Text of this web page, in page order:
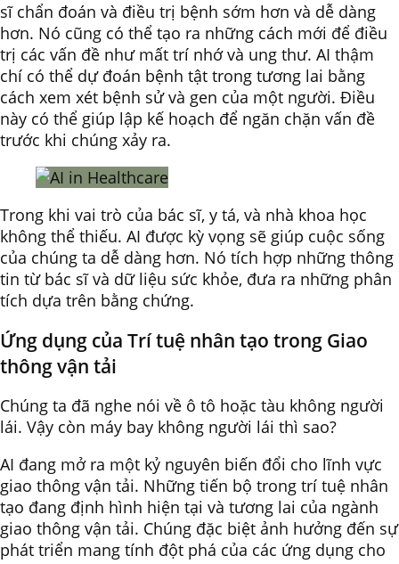
sĩ chẩn đoán và điều trị bệnh sớm hơn và dễ dàng
hơn. Nó cũng có thể tạo ra những cách mới để điều
trị các vấn đề như mất trí nhớ và ung thư. AI thậm
chí có thể dự đoán bệnh tật trong tương lai bằng
cách xem xét bệnh sử và gen của một người. Điều
này có thể giúp lập kế hoạch để ngăn chặn vấn đề
trước khi chúng xảy ra.
Trong khi vai trò của bác sĩ, y tá, và nhà khoa học
không thể thiếu. AI được kỳ vọng sẽ giúp cuộc sống
của chúng ta dễ dàng hơn. Nó tích hợp những thông
tin từ bác sĩ và dữ liệu sức khỏe, đưa ra những phân
tích dựa trên bằng chứng.
Ứng dụng của Trí tuệ nhân tạo trong Giao
thông vận tải
Chúng ta đã nghe nói về ô tô hoặc tàu không người
lái. Vậy còn máy bay không người lái thì sao?
AI đang mở ra một kỷ nguyên biến đổi cho lĩnh vực
giao thông vận tải. Những tiến bộ trong trí tuệ nhân
tạo đang định hình hiện tại và tương lai của ngành
giao thông vận tải. Chúng đặc biệt ảnh hưởng đến sự
phát triển mang tính đột phá của các ứng dụng cho